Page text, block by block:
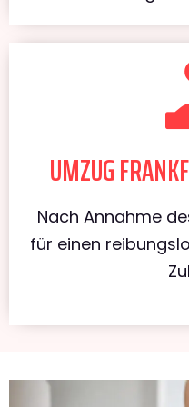
UMZUG
Nach Annahme
für einen